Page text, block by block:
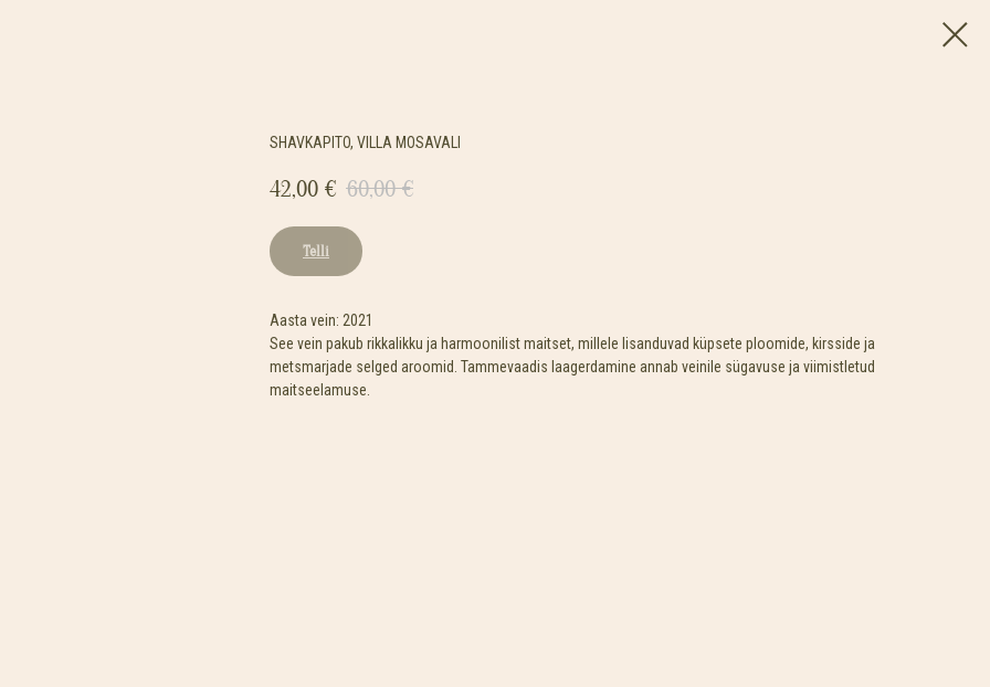
SHAVKAPITO, VILLA MOSAVALI
42,00 € 60,00 €
Telli
Aasta vein: 2021
See vein pakub rikkalikku ja harmoonilist maitset, millele lisanduvad küpsete ploomide, kirsside ja
metsmarjade selged aroomid. Tammevaadis laagerdamine annab veinile sügavuse ja viimistletud
maitseelamuse.